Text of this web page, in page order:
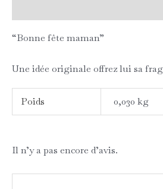
“Bonne fête maman”
Une idée originale offrez lui sa
Poids 0,030 kg
Il n’y a pas encore d’avis.